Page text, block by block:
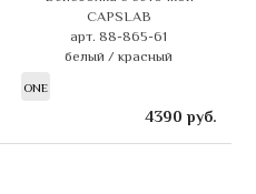
CAPSLAB
арт. 88-865-61
белый / красный
ONE
4390 руб.